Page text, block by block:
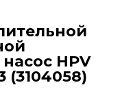
HPV
(3104058)